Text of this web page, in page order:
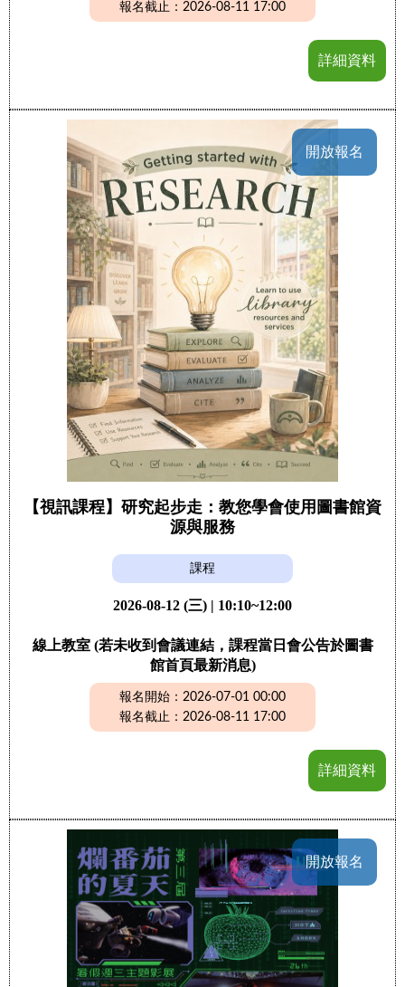
報名截止：2026-08-11 17:00
詳細資料
開放報名
【視訊課程】研究起步走：教您學會使用圖書館資
源與服務
課程
2026-08-12 (三) | 10:10~12:00
線上教室 (若未收到會議連結，課程當日會公告於圖書
館首頁最新消息)
報名開始：2026-07-01 00:00
報名截止：2026-08-11 17:00
詳細資料
開放報名